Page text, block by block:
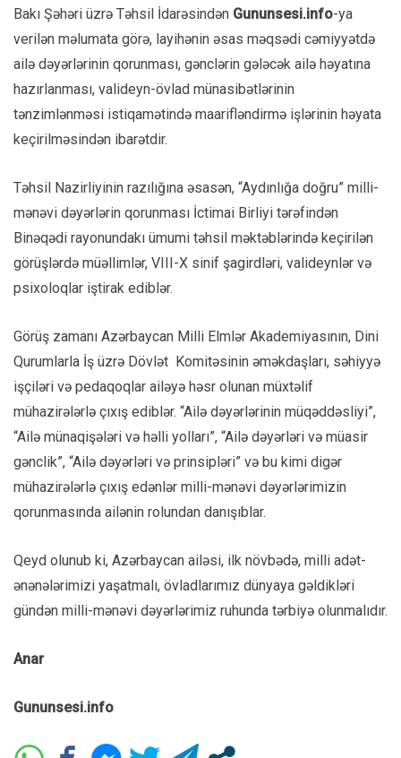
Bakı Şəhəri üzrə Təhsil İdarəsindən Gununsesi.info-ya
verilən məlumata görə, layihənin əsas məqsədi cəmiyyətdə
ailə dəyərlərinin qorunması, gənclərin gələcək ailə həyatına
hazırlanması, valideyn-övlad münasibətlərinin
tənzimlənməsi istiqamətində maarifləndirmə işlərinin həyata
keçirilməsindən ibarətdir.
Təhsil Nazirliyinin razılığına əsasən, “Aydınlığa doğru” milli-
mənəvi dəyərlərin qorunması İctimai Birliyi tərəfindən
Binəqədi rayonundakı ümumi təhsil məktəblərində keçirilən
görüşlərdə müəllimlər, VIII-X sinif şagirdləri, valideynlər və
psixoloqlar iştirak ediblər.
Görüş zamanı Azərbaycan Milli Elmlər Akademiyasının, Dini
Qurumlarla İş üzrə Dövlət Komitəsinin əməkdaşları, səhiyyə
işçiləri və pedaqoqlar ailəyə həsr olunan müxtəlif
mühazirələrlə çıxış ediblər. “Ailə dəyərlərinin müqəddəsliyi”,
“Ailə münaqişələri və həlli yolları”, “Ailə dəyərləri və müasir
gənclik”, “Ailə dəyərləri və prinsipləri” və bu kimi digər
mühazirələrlə çıxış edənlər milli-mənəvi dəyərlərimizin
qorunmasında ailənin rolundan danışıblar.
Qeyd olunub ki, Azərbaycan ailəsi, ilk növbədə, milli adət-
ənənələrimizi yaşatmalı, övladlarımız dünyaya gəldikləri
gündən milli-mənəvi dəyərlərimiz ruhunda tərbiyə olunmalıdır.
Anar
Gununsesi.info